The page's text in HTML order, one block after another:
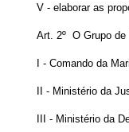
V - elaborar as
Art. 2º O Grupo de
I - Comando da
II - Ministério da
III - Ministério da